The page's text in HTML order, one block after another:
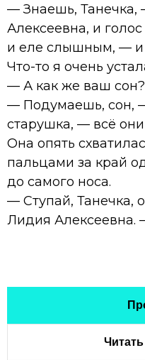
— Знаешь, Танечка,
Алексеевна, и
и еле слышным, — и
Что-то я очень
— А как же ваш сон?
— Подумаешь, сон,
старушка, — всё они
Она опять
пальцами за край
до самого носа.
— Ступай, Танечка,
Лидия Алексеевна.